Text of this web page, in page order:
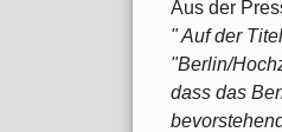
Aus der
" Auf der
"Berlin/
dass das